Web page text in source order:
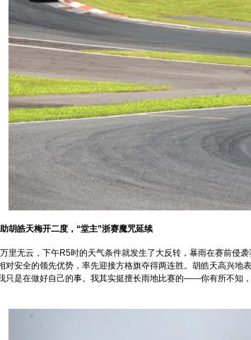
胡皓天梅开二度，“堂主”浙赛魔咒延续
万里无云，下午R5时的天气条件就发生了大反转，暴雨在赛前侵
对安全的领先优势，率先迎接方格旗夺得两连胜。胡皓天高兴地
只是在做好自己的事。我其实挺擅长雨地比赛的——你有所不知